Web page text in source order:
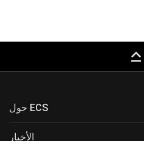
keyboard_capslock
حول ECS
الأخبار